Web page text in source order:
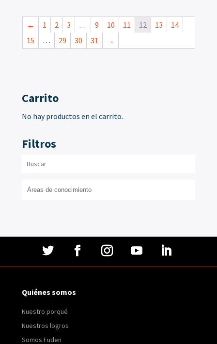
← 1 2 3 … 9 10 11 12 13
14
15
… 29 30 31 →
Carrito
No hay productos en el carrito.
Filtros
Quiénes somos
Nuestro porqué
Nuestros logros
Somos Fuden